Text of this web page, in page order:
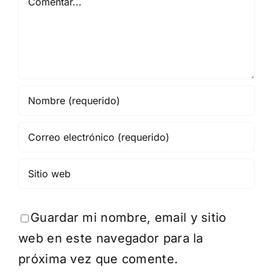
Guardar mi nombre, email y sitio
web en este navegador para la
próxima vez que comente.